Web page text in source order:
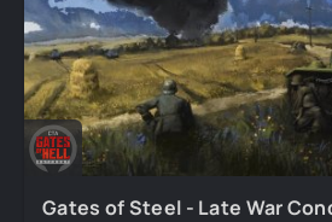
Gates of Steel - Late War